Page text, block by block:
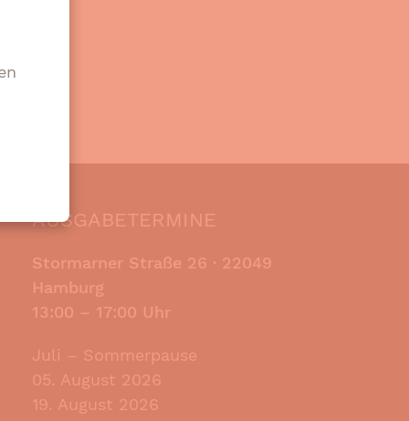
AUSGABETERMINE
Stormarner Straße 26 · 22049
Hamburg
13:00 – 17:00 Uhr
Juli – Sommerpause
05. August 2026
19. August 2026